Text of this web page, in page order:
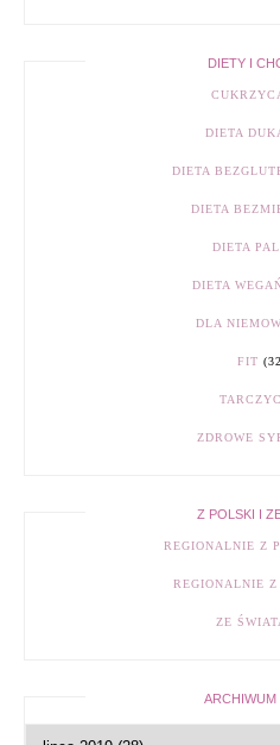
DIETY I
DIETA
DIETA
DIETA
DIETA
DIETA
DLA
FIT
ZDROWE
Z POLSKI I
REGIONALNIE Z
REGIONALNIE
ZE
ARCHIWUM